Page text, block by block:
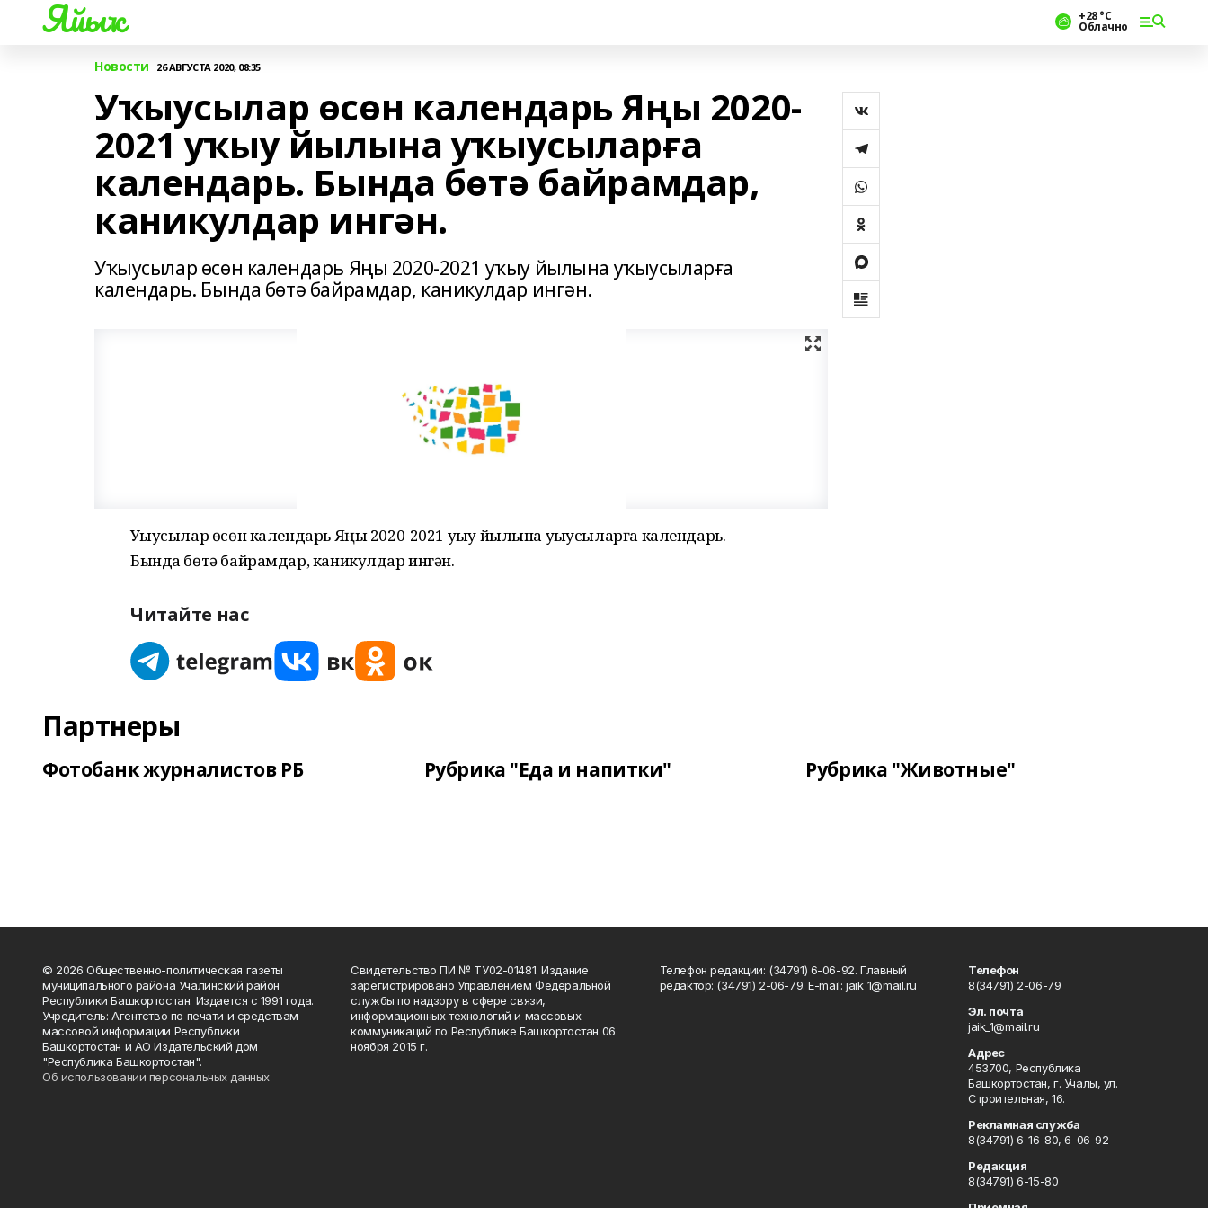
Яйыҡ +28 °С
Облачно
Новости 26 АВГУСТА 2020, 08:35
Уҡыусылар өсөн календарь Яңы 2020-
2021 уҡыу йылына уҡыусыларға
календарь. Бында бөтә байрамдар,
каникулдар ингән.
Уҡыусылар өсөн календарь Яңы 2020-2021 уҡыу йылына уҡыусыларға
календарь. Бында бөтә байрамдар, каникулдар ингән.
Уҡыусылар өсөн календарь Яңы 2020-2021 уҡыу йылына уҡыусыларға календарь.
Бында бөтә байрамдар, каникулдар ингән.
Читайте нас
Партнеры
Фотобанк журналистов РБ Рубрика "Еда и напитки" Рубрика "Животные"
© 2026 Общественно-политическая газеты
муниципального района Учалинский район
Республики Башкортостан. Издается с 1991 года.
Учредитель: Агентство по печати и средствам
массовой информации Республики
Башкортостан и АО Издательский дом
"Республика Башкортостан".
Об использовании персональных данных
Свидетельство ПИ № ТУ02-01481. Издание
зарегистрировано Управлением Федеральной
службы по надзору в сфере связи,
информационных технологий и массовых
коммуникаций по Республике Башкортостан 06
ноября 2015 г.
Телефон редакции: (34791) 6-06-92. Главный
редактор: (34791) 2-06-79. Е-mаil: jaik_1@mail.ru
Телефон
8(34791) 2-06-79
Эл. почта
jaik_1@mail.ru
Адрес
453700, Республика
Башкортостан, г. Учалы, ул.
Строительная, 16.
Рекламная служба
8(34791) 6-16-80, 6-06-92
Редакция
8(34791) 6-15-80